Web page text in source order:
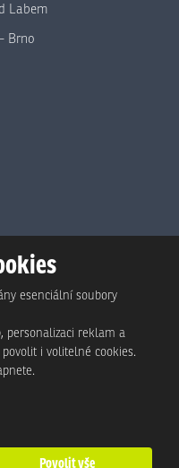
Labem
Brno
eBRÁNA s.r.o.
Ochrana osobních údajů
a platí pro něj
podmínky společnosti Google.
esenciální soubory
personalizaci reklam a
i volitelné cookies.
Povolit vše